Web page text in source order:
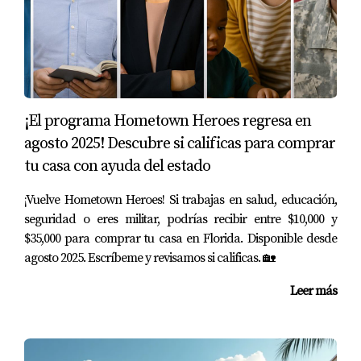
afectar sus inversiones en el futuro. Tomar
decisiones informadas ahora puede ahorrar mucho
dinero más adelante.
Atractivo Turístico
A pesar de los riesgos asociados con el clima,
Florida sigue siendo uno de los destinos turísticos
más populares del mundo. Este atractivo turístico
crea oportunidades únicas para los inversores.
Las propiedades vacacionales tienen una alta
demanda durante todo el año.
miles de visitantes, lo que beneficia al sector
constantemente mejorando, lo que aumenta el
¡El programa Hometown Heroes regresa en
agosto 2025! Descubre si calificas para comprar
tu casa con ayuda del estado
¡Vuelve Hometown Heroes! Si trabajas en salud, educación,
seguridad o eres militar, podrías recibir entre $10,000 y
$35,000 para comprar tu casa en Florida. Disponible desde
agosto 2025. Escríbeme y revisamos si calificas. 🏡
Leer más